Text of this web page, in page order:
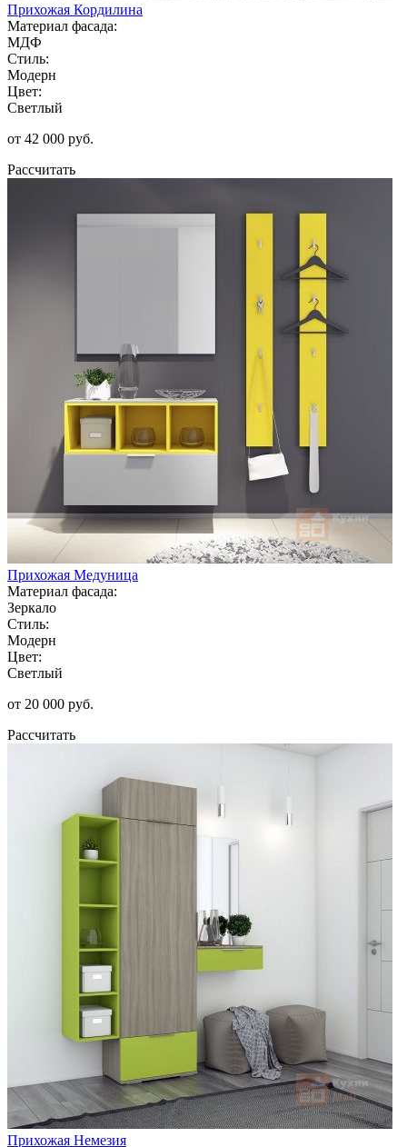
Прихожая Кордилина
Материал фасада:
МДФ
Стиль:
Модерн
Цвет:
Светлый
от 42 000 руб.
Рассчитать
Прихожая Медуница
Материал фасада:
Зеркало
Стиль:
Модерн
Цвет:
Светлый
от 20 000 руб.
Рассчитать
Прихожая Немезия